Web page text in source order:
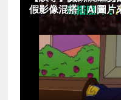
假影像混搭！AI圖片